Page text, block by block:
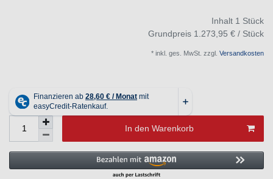
Inhalt 1 Stück
Grundpreis 1.273,95 € / Stück
* inkl. ges. MwSt. zzgl. Versandkosten
In den Warenkorb